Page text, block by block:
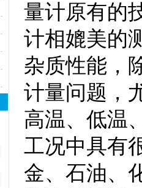
量计原有的
计相媲美的
杂质性能，
计量问题，
高温、低温
工况中具有
金、石油、